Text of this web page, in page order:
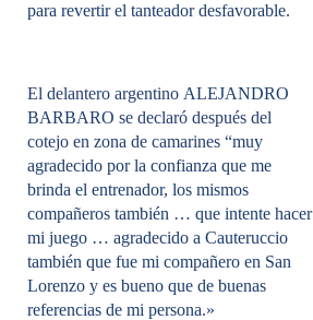
para revertir el tanteador desfavorable.
El delantero argentino ALEJANDRO
BARBARO se declaró después del
cotejo en zona de camarines “muy
agradecido por la confianza que me
brinda el entrenador, los mismos
compañeros también … que intente hacer
mi juego … agradecido a Cauteruccio
también que fue mi compañero en San
Lorenzo y es bueno que de buenas
referencias de mi persona.»